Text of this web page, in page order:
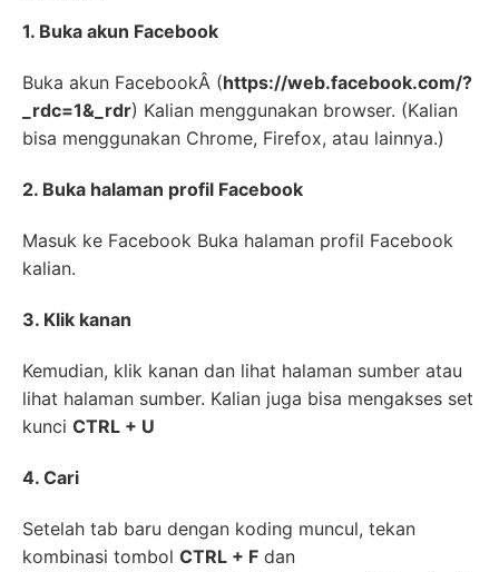
1. Buka akun Facebook
Buka akun FacebookÂ (https://web.facebook.com/?
_rdc=1&_rdr) Kalian menggunakan browser. (Kalian
bisa menggunakan Chrome, Firefox, atau lainnya.)
2. Buka halaman profil Facebook
Masuk ke Facebook Buka halaman profil Facebook
kalian.
3. Klik kanan
Kemudian, klik kanan dan lihat halaman sumber atau
lihat halaman sumber. Kalian juga bisa mengakses set
kunci CTRL + U
4. Cari
Setelah tab baru dengan koding muncul, tekan
kombinasi tombol CTRL + F dan